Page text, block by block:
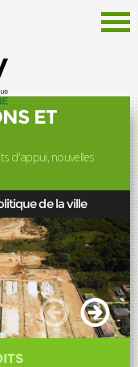
ET
d'appui, nouvelles
de la ville